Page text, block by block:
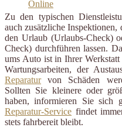
Zu den typischen
auch zusätzliche
den Urlaub (Urlaubs-Check)
Check) durchführen lassen.
ums Auto ist in Ihrer
Wartungsarbeiten, der
Reparaturvon Schäden
Sollten Sie kleinere oder
haben, informieren Sie sich
Reparatur-Service findet
stets fahrbereit bleibt.